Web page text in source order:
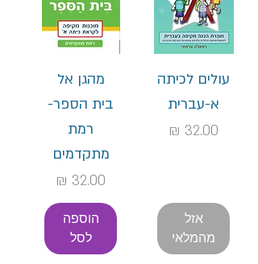
עולים לכיתה
א-עברית
מחיר
אזל
מהמלאי
מהגן אל
בית הספר-
רמת
מתקדמים
מחיר
הוספה
לסל